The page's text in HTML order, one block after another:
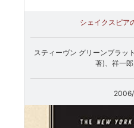
シェイクスピア
スティーヴン グリーンブラ
著)、祥一